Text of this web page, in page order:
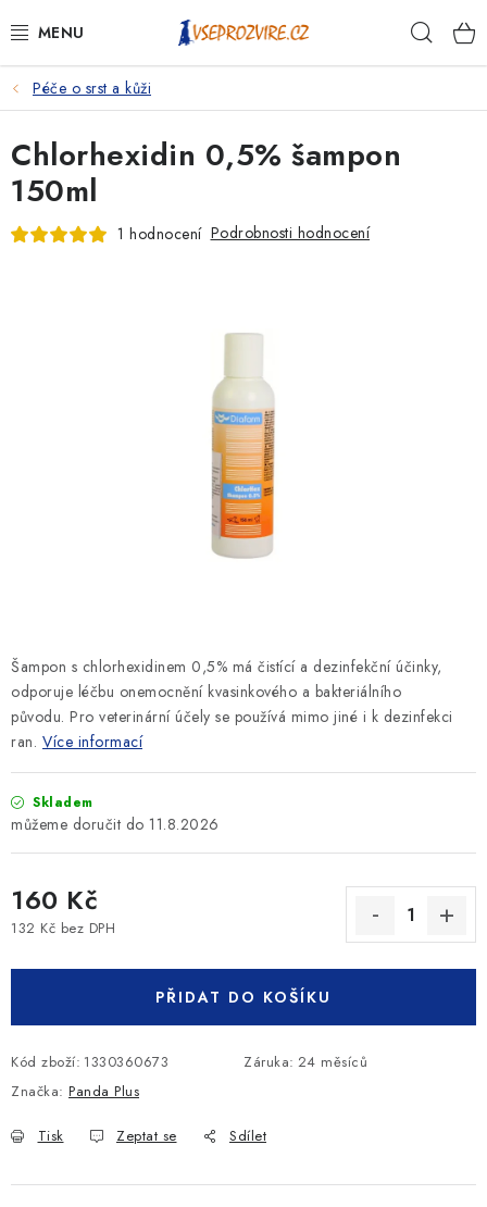
na
PSI
KOČKY
KONĚ
KRÁLÍCI/HLODAVCI/PTÁCI
Péče o srst a kůži
Šampon s chlorhexidinem 0,5% má čistící a dezinfekční účinky,
odporuje léčbu onemocnění kvasinkového a bakteriálního
původu. Pro veterinární účely se používá mimo jiné i k dezinfekci
ran. Více informací
Skladem
11.8.2026
160 Kč
132 Kč bez DPH
PŘIDAT DO KOŠÍKU
Kód zboží: 1330360673 Záruka: 24 měsíců
Značka: Panda Plus
Tisk Zeptat se Sdílet
Chlorhexidin 0,5% šampon
150ml
1 hodnocení Podrobnosti hodnocení